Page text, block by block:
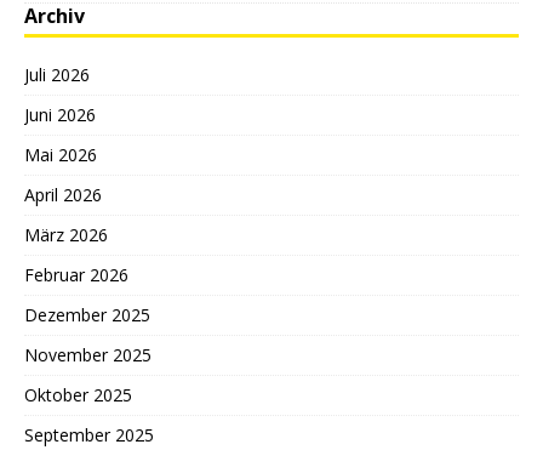
Archiv
Juli 2026
Juni 2026
Mai 2026
April 2026
März 2026
Februar 2026
Dezember 2025
November 2025
Oktober 2025
September 2025